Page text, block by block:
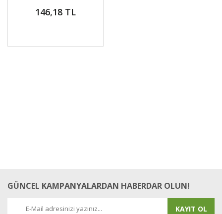
splash
146,18 TL
GÜNCEL KAMPANYALARDAN HABERDAR OLUN!
KAYIT OL